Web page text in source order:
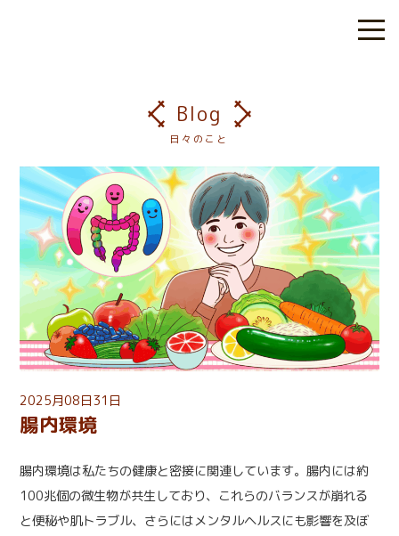
Blog
日々のこと
2025月08日31日
腸内環境
腸内環境は私たちの健康と密接に関連しています。腸内には約
100兆個の微生物が共生しており、これらのバランスが崩れる
と便秘や肌トラブル、さらにはメンタルヘルスにも影響を及ぼ